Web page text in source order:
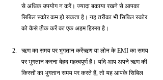
से अधिक उपयोग न करें। ज्यादा बकाया रखने से आपका
सिबिल स्कोर कम हो सकता है। यह तरीका भी सिबिल स्कोर
को कैसे ठीक करें का एक अहम हिस्सा है।
ऋण का समय पर भुगतान करेंऋण या लोन के EMI का समय
पर भुगतान करना बेहद महत्वपूर्ण है। यदि आप अपने ऋण की
किस्तों का भुगतान समय पर करते हैं, तो यह आपके सिबिल